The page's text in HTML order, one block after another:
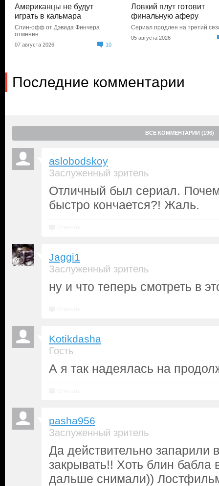
Американцы не будут
играть в кальмара
Спин-офф от Дэвида Финчера
отменен
07 августа 2026 10
Ловкий плут готовит
финальную аферу
Сериал продлен на третий
05 августа 2026
Последние комментарии
ВСЕ КОММЕНТАРИИ (196)
aslobodskoy
Заслуженный зритель
Отличный был сериал.
быстро кончается?! Жаль.
Jaggi1
Заслуженный зритель
ну и что теперь смотреть в
Kotikdasha
Гость
А я так надеялась на
pasha956
Заслуженный зритель
Да действительно запарили
закрывать!! Хоть блин бабла
дальше снимали))